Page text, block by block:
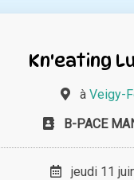
Kn'eating
à Veigy-
B-PACE
jeudi 11